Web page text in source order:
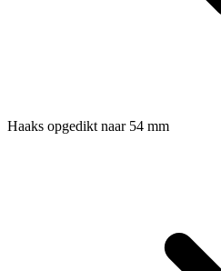
Haaks opgedikt naar 54 mm